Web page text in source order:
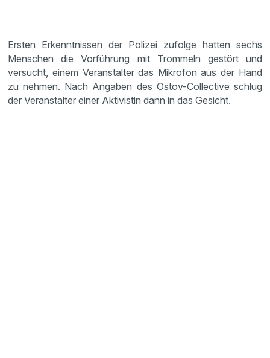
Ersten Erkenntnissen der Polizei zufolge hatten sechs
Menschen die Vorführung mit Trommeln gestört und
versucht, einem Veranstalter das Mikrofon aus der Hand
zu nehmen. Nach Angaben des Ostov-Collective schlug
der Veranstalter einer Aktivistin dann in das Gesicht.